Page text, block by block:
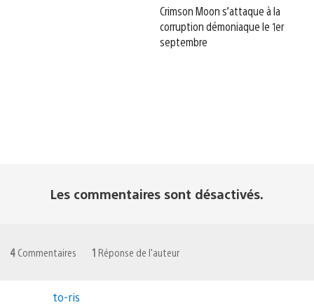
Crimson Moon s’attaque à la
corruption démoniaque le 1er
septembre
Les commentaires sont désactivés.
4 Commentaires 1 Réponse de l'auteur
to-ris